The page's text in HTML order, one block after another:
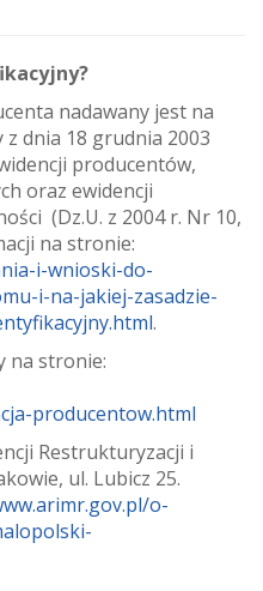
nadawany jest na
dnia 18 grudnia 2003
producentów,
oraz ewidencji
(Dz.U. z 2004 r. Nr 10,
na stronie:
i-wnioski-do-
i-na-jakiej-zasadzie-
.
na stronie:
producentow.html
Restrukturyzacji i
ul. Lubicz 25.
o-